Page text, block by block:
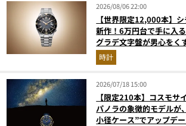
2026/08/06 22:00
【世界限定12,000本】
新作！6万円台で手に入
グラデ文字盤が男心をく
時計
2026/07/18 15:00
【限定210本】コスモサ
パノラの象徴的モデル
小径ケース”でアップデー